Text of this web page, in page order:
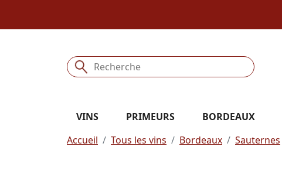
VINS PRIMEURS BORDEAUX
Accueil
Tous les vins Bordeaux Sauternes